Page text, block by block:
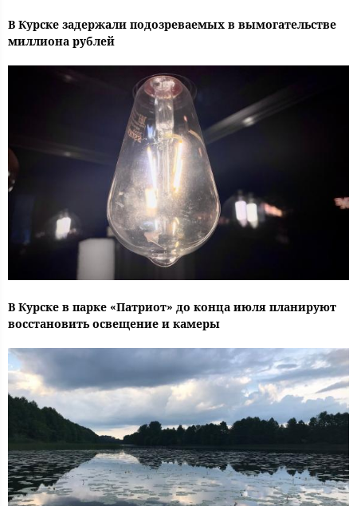
В Курске задержали подозреваемых в вымогательстве
миллиона рублей
В Курске в парке «Патриот» до конца июля планируют
восстановить освещение и камеры